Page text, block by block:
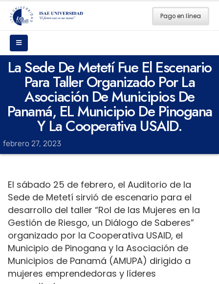
Pago en línea
La Sede De Metetí Fue El Escenario
Para Taller Organizado Por La
Asociación De Municipios De
Panamá, EL Municipio De Pinogana
Y La Cooperativa USAID.
febrero 27, 2023
El sábado 25 de febrero, el Auditorio de la
Sede de Metetí sirvió de escenario para el
desarrollo del taller “Rol de las Mujeres en la
Gestión de Riesgo, un Diálogo de Saberes”
organizado por la Cooperativa USAID, el
Municipio de Pinogana y la Asociación de
Municipios de Panamá (AMUPA) dirigido a
mujeres emprendedoras y líderes